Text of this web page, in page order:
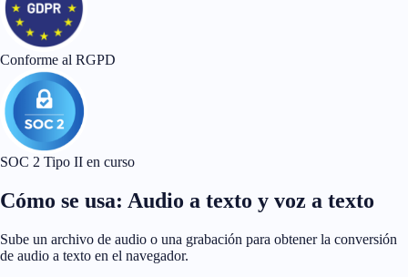
Conforme al RGPD
SOC 2 Tipo II en curso
Cómo se usa: Audio a texto y voz a texto
Sube un archivo de audio o una grabación para obtener la conversión
de audio a texto en el navegador.